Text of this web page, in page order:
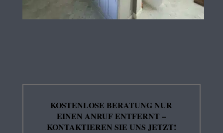
KOSTENLOSE BERATUNG NUR
EINEN ANRUF ENTFERNT –
KONTAKTIEREN SIE UNS JETZT!